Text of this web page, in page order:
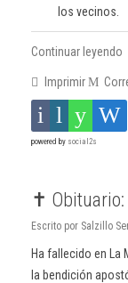
los vecinos.
Continuar leyendo
Imprimir
powered by social2s
✝️
Escrito por Salzillo
Ha fallecido en La
la bendición